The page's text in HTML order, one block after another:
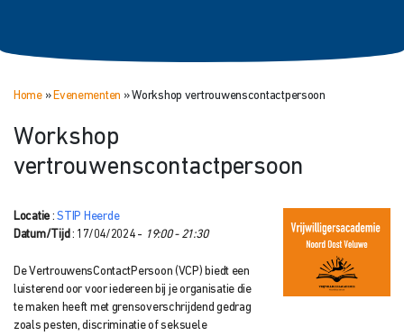
Home» Evenementen »Workshop vertrouwenscontactpersoon
Workshop
vertrouwenscontactpersoon
Locatie :STIP Heerde
Datum/Tijd : 17/04/2024 - 19:00 - 21:30
De VertrouwensContactPersoon (VCP) biedt een
luisterend oor voor iedereen bij je organisatie die
te maken heeft met grensoverschrijdend gedrag
zoals pesten, discriminatie of seksuele